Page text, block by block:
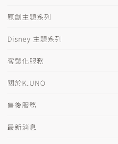
原創主題系列
Disney 主題系列
客製化服務
關於K.UNO
售後服務
最新消息